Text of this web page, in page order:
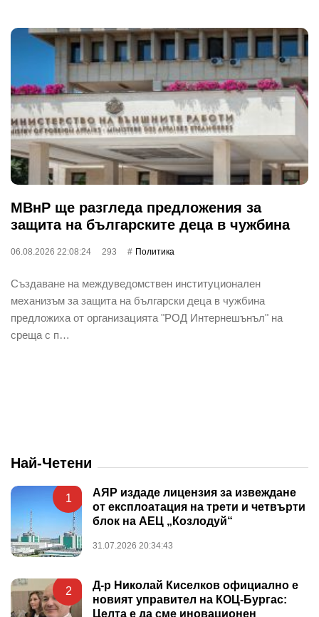
МВнР ще разгледа предложения за
защита на българските деца в чужбина
06.08.2026 22:08:24 293 Политика
Създаване на междуведомствен институционален
механизъм за защита на български деца в чужбина
предложиха от организацията "РОД Интернешънъл" на
среща с п…
Най-Четени
1
АЯР издаде лицензия за извеждане
от експлоатация на трети и четвърти
блок на АЕЦ „Козлодуй“
31.07.2026 20:34:43
2
Д-р Николай Киселков официално е
новият управител на КОЦ-Бургас:
Целта е да сме иновационен